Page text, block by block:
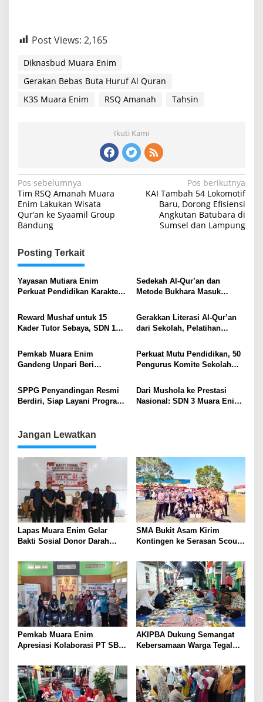
Post Views: 2,165
Diknasbud Muara Enim
Gerakan Bebas Buta Huruf Al Quran
K3S Muara Enim
RSQ Amanah Tahsin
Ikuti Kami
Navigasi
pos
Pos sebelumnya
Tim RSQ Amanah Muara
Enim Lakukan Wisata
Qur’an ke Syaamil Group
Bandung
Pos berikutnya
KAI Tambah 54 Lokomotif
Baru, Dorong Efisiensi
Angkutan Batubara di
Sumsel dan Lampung
Posting Terkait
Yayasan Mutiara Enim
Perkuat Pendidikan Karakter,
dan 100 Buku Iqra untuk SMK
Mutiara
Sedekah Al-Qur’an dan
Metode Bukhara Masuk
Perkuat Literasi Keagamaan
Siswa
Reward Mushaf untuk 15
Kader Tutor Sebaya, SDN 13
Baca Al-Qur’an
Gerakkan Literasi Al-Qur’an
dari Sekolah, Pelatihan
Muara Enim
Pemkab Muara Enim
Gandeng Unpari Beri
SMP
Perkuat Mutu Pendidikan, 50
Pengurus Komite Sekolah
Muara Enim
SPPG Penyandingan Resmi
Berdiri, Siap Layani Program
Dari Mushola ke Prestasi
Nasional: SDN 3 Muara Enim
Jangan Lewatkan
Lapas Muara Enim Gelar
Bakti Sosial Donor Darah
HUT ke-81 Republik Indonesia
SMA Bukit Asam Kirim
Kontingen ke Serasan Scout
Karakter dan Kepemimpinan
Siswa
Pemkab Muara Enim
Apresiasi Kolaborasi PT SBS
Warga Sekitar Tambang
AKIPBA Dukung Semangat
Kebersamaan Warga Tegal